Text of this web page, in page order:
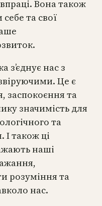
Вона також
та свої
з’єднує нас з
Це є
заспокоєння та
значимість для
та
І також ці
наші
розуміння та
нас.